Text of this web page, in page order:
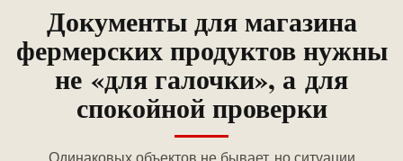
Документы для магазина
фермерских продуктов нужны
не «для галочки», а для
спокойной проверки
Одинаковых объектов не бывает, но ситуации